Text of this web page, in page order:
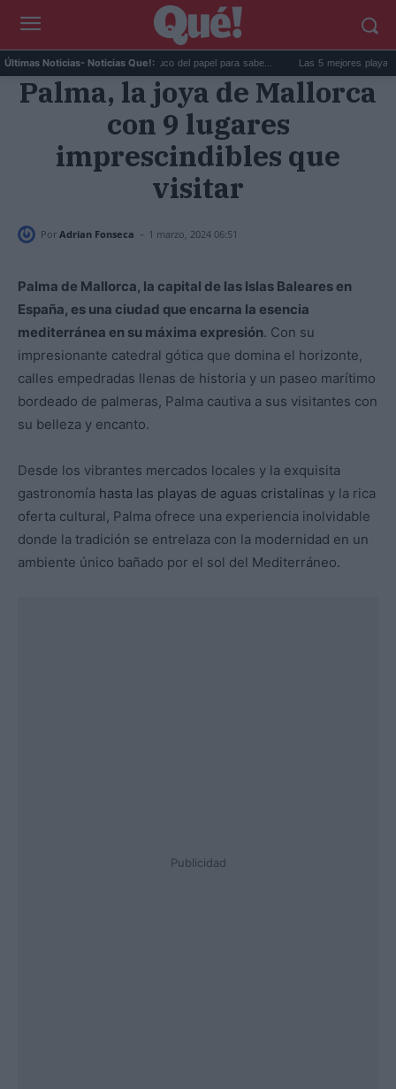
Últimas Noticias- Noticias Que!:
La goma de la nevera: el truco del papel para sabe... Las 5 mejores playas de
Palma, la joya de Mallorca
con 9 lugares
imprescindibles que
visitar
Por Adrian Fonseca - 1 marzo, 2024 06:51
Palma de Mallorca, la capital de las Islas Baleares en
España, es una ciudad que encarna la esencia
mediterránea en su máxima expresión. Con su
impresionante catedral gótica que domina el horizonte,
calles empedradas llenas de historia y un paseo marítimo
bordeado de palmeras, Palma cautiva a sus visitantes con
su belleza y encanto.
Desde los vibrantes mercados locales y la exquisita
gastronomía hasta las playas de aguas cristalinas y la rica
oferta cultural, Palma ofrece una experiencia inolvidable
donde la tradición se entrelaza con la modernidad en un
ambiente único bañado por el sol del Mediterráneo.
Publicidad